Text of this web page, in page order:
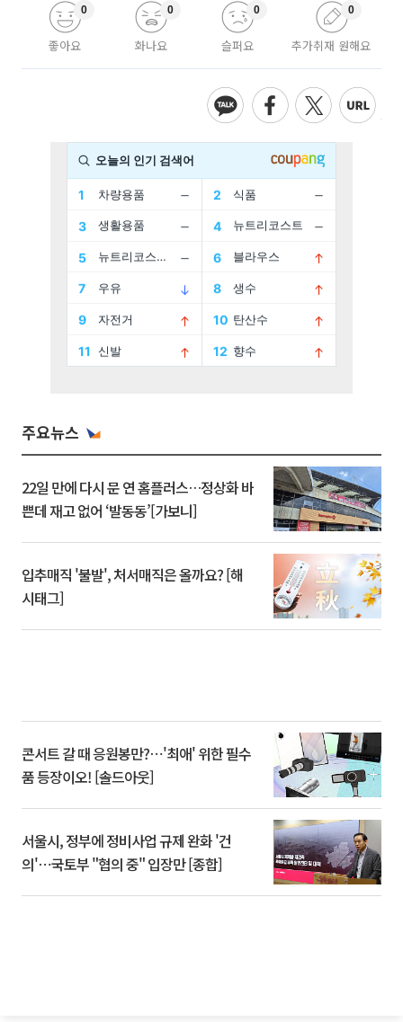
좋아요
0
화나요
0
슬퍼요
0
추가취재 원해요
0
주요뉴스
22일 만에 다시 문 연 홈플러스…정상화 바
쁜데 재고 없어 ‘발동동’[가보니]
입추매직 '불발', 처서매직은 올까요? [해
시태그]
콘서트 갈 때 응원봉만?⋯'최애' 위한 필수
품 등장이오! [솔드아웃]
서울시, 정부에 정비사업 규제 완화 '건
의'⋯국토부 "협의 중" 입장만 [종합]